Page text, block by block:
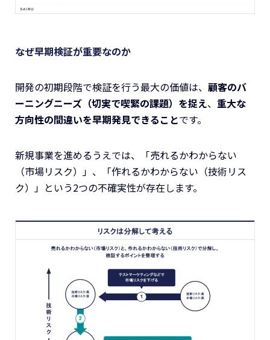
なぜ早期検証が重要なのか
開発の初期段階で検証を行う最大の価値は、 顧客のバ
ーニングニーズ（切実で喫緊の課題）を捉え、 重大な
方向性の間違いを早期発見できることです。
新規事業を進めるうえでは、「売れるかわからない
（市場リスク）」、「作れるかわからない（技術リス
ク）」という2つの不確実性が存在します。